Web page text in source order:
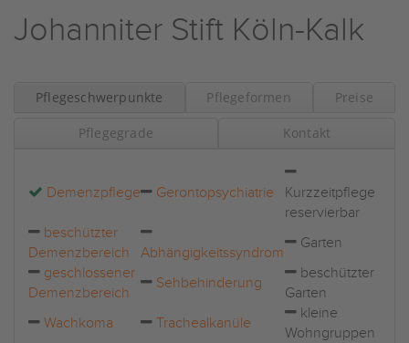
Johanniter Stift Köln-Kalk
Pflegeschwerpunkte Pflegeformen Preise
Pflegegrade Kontakt
Demenzpflege Gerontopsychiatrie
Kurzzeitpflege
reservierbar
beschützter
Demenzbereich
Abhängigkeitssyndrom
Garten
geschlossener
Demenzbereich
Sehbehinderung
beschützter
Garten
Wachkoma
Trachealkanüle
kleine
Wohngruppen